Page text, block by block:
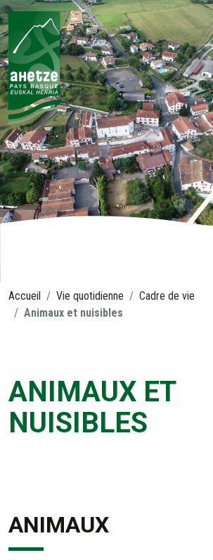
Aller
au
contenu
Ahetze
Accueil Vie quotidienne
Cadre de vie
Animaux et nuisibles
ANIMAUX ET
NUISIBLES
ANIMAUX